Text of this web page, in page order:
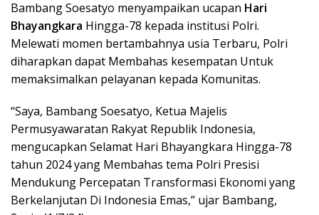
Bambang Soesatyo menyampaikan ucapan Hari
Bhayangkara Hingga-78 kepada institusi Polri.
Melewati momen bertambahnya usia Terbaru, Polri
diharapkan dapat Membahas kesempatan Untuk
memaksimalkan pelayanan kepada Komunitas.
“Saya, Bambang Soesatyo, Ketua Majelis
Permusyawaratan Rakyat Republik Indonesia,
mengucapkan Selamat Hari Bhayangkara Hingga-78
tahun 2024 yang Membahas tema Polri Presisi
Mendukung Percepatan Transformasi Ekonomi yang
Berkelanjutan Di Indonesia Emas,” ujar Bambang,